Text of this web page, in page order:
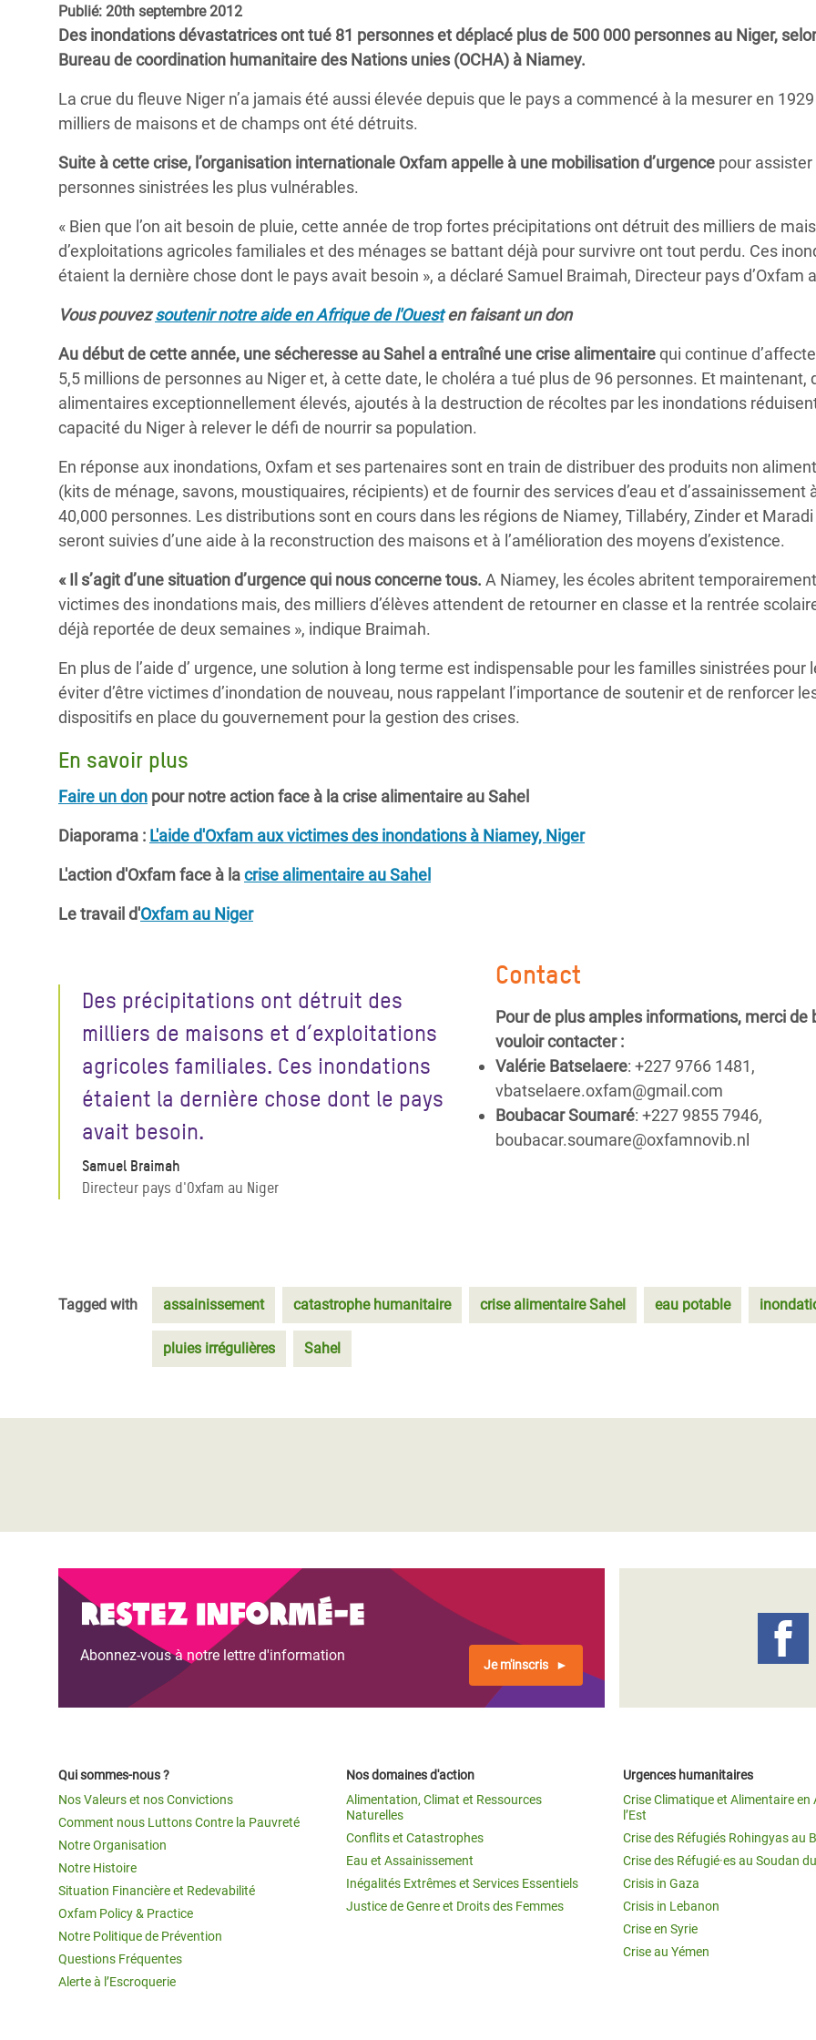
Conflits et Catastrophes
Inégalités Extrêmes et
Inequality and Rights in a
Gender, Rights, and Justice
Alimentaire en Afrique de
l’Est
Crise au Yémen
au Bangladesh
Soudan du Sud
Crise en Syrie
#MonClimatMonAvenir
Mettons Fin à la Souffrance qui se Cache
Les Violences Faites aux Femmes et aux
Publié: 20th septembre 2012
Des inondations dévastatrices ont tué 81 personnes et déplacé plus de 500 000 personnes au Niger,
Bureau de coordination humanitaire des Nations unies (OCHA) à Niamey.
La crue du fleuve Niger n’a jamais été aussi élevée depuis que le pays a commencé à la mesurer en
milliers de maisons et de champs ont été détruits.
Suite à cette crise, l’organisation internationale Oxfam appelle à une mobilisation d’urgence pour assister
personnes sinistrées les plus vulnérables.
« Bien que l’on ait besoin de pluie, cette année de trop fortes précipitations ont détruit des milliers de
d’exploitations agricoles familiales et des ménages se battant déjà pour survivre ont tout perdu. Ces
étaient la dernière chose dont le pays avait besoin », a déclaré Samuel Braimah, Directeur pays d’Oxfam
Vous pouvezsoutenir notre aide en Afrique de l'Ouesten faisant un don
Au début de cette année, une sécheresse au Sahel a entraîné une crise alimentairequi continue
5,5 millions de personnes au Niger et, à cette date, le choléra a tué plus de 96 personnes. Et maintenant,
alimentaires exceptionnellement élevés, ajoutés à la destruction de récoltes par les inondations
capacité du Niger à relever le défi de nourrir sa population.
En réponse aux inondations, Oxfam et ses partenaires sont en train de distribuer des produits non
(kits de ménage, savons, moustiquaires, récipients) et de fournir des services d’eau et d’assainissement
40,000 personnes. Les distributions sont en cours dans les régions de Niamey, Tillabéry, Zinder et
seront suivies d’une aide à la reconstruction des maisons et à l’amélioration des moyens d’existence.
« Il s’agit d’une situation d’urgence qui nous concerne tous. A Niamey, les écoles abritent
victimes des inondations mais, des milliers d’élèves attendent de retourner en classe et la rentrée
déjà reportée de deux semaines », indique Braimah.
En plus de l’aide d’ urgence, une solution à long terme est indispensable pour les familles sinistrées pour
éviter d’être victimes d’inondation de nouveau, nous rappelant l’importance de soutenir et de renforcer
dispositifs en place du gouvernement pour la gestion des crises.
En savoir plus
Faire un don pour notre action face à la crise alimentaire au Sahel
Diaporama : L'aide d'Oxfam aux victimes des inondations à Niamey, Niger
L'action d'Oxfam face à lacrise alimentaire au Sahel
Le travail d'Oxfam au Niger
Des précipitations ont détruit des
milliers de maisons et d’exploitations
agricoles familiales. Ces inondations
étaient la dernière chose dont le pays
avait besoin.
Samuel Braimah
Directeur pays d'Oxfam au Niger
Contact
Pour de plus amples informations, merci de
vouloir contacter :
Valérie Batselaere: +227 9766 1481,
vbatselaere.oxfam@gmail.com
Boubacar Soumaré: +227 9855 7946,
boubacar.soumare@oxfamnovib.nl
Tagged with assainissement catastrophe humanitaire crise alimentaire Sahel eau potable
pluies irrégulières Sahel
Restez informé-e
Abonnez-vous à notre lettre d'information
Je m'inscris
Qui sommes-nous ?
Nos Valeurs et nos Convictions
Comment nous Luttons Contre la Pauvreté
Notre Organisation
Notre Histoire
Situation Financière et Redevabilité
Oxfam Policy & Practice
Notre Politique de Prévention
Questions Fréquentes
Alerte à l’Escroquerie
Nos domaines d'action
Alimentation, Climat et Ressources
Naturelles
Conflits et Catastrophes
Eau et Assainissement
Inégalités Extrêmes et Services Essentiels
Justice de Genre et Droits des Femmes
Urgences humanitaires
Crise Climatique et Alimentaire en
l’Est
Crise des Réfugiés Rohingyas au
Crise des Réfugié·es au Soudan
Crisis in Gaza
Crisis in Lebanon
Crise en Syrie
Crise au Yémen